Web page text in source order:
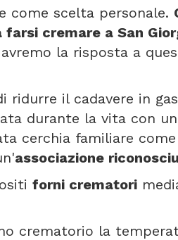
come scelta personale.
cremare a San
la risposta a
ridurre il cadavere in
durante la vita con un
cerchia familiare
associazione
forni crematori
crematorio la